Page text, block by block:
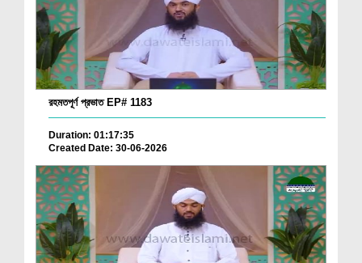
রহমতপূর্ণ প্রভাত EP# 1183
Duration: 01:17:35
Created Date: 30-06-2026